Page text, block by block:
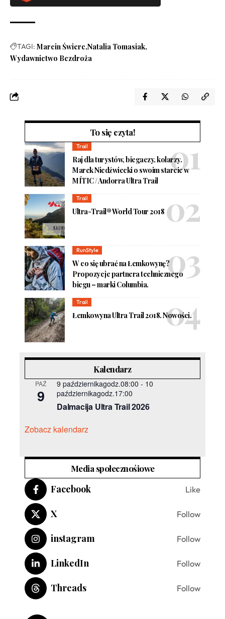
TAGI: Marcin Świerc Natalia Tomasiak
Wydawnictwo Bezdroża
To się czyta!
Trail
Raj dla turystów, biegaczy, kolarzy.
Marek Niedźwiecki o swoim starcie w
MÍTIC / Andorra Ultra Trail
Trail
Ultra-Trail® World Tour 2018
RunStyle
W co się ubrać na Łemkowynę?
Propozycje partnera technicznego
biegu – marki Columbia.
Trail
Łemkowyna Ultra Trail 2018. Nowości.
Kalendarz
PAŹ
9
9 październikagodz.08:00 - 10
październikagodz.17:00
Dalmacija Ultra Trail 2026
Zobacz kalendarz
Media społecznośiowe
Facebook Like
X Follow
instagram Follow
LinkedIn Follow
Threads Follow